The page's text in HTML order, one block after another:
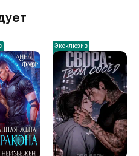
Эксклюзив